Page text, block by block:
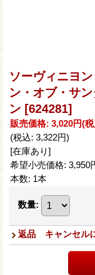
ソーヴィニヨ
ン・オブ・サ
ン [624281]
販売価格: 3,020円(
(税込: 3,322円)
[在庫あり]
希望小売価格: 3,950
本数: 1本
数量:
返品 キャンセル